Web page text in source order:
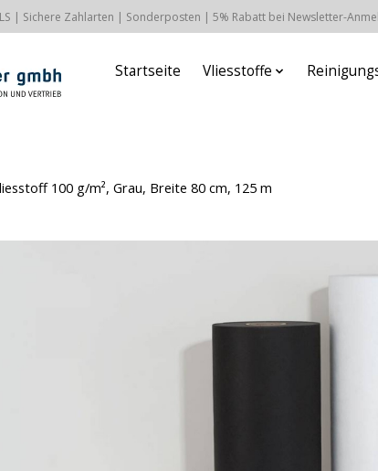
| Sichere Zahlarten | Sonderposten | 5% Rabatt bei Newsletter-
Startseite Vliesstoffe
100 g/m², Grau, Breite 80 cm, 125 m